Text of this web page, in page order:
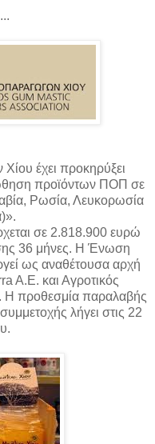
έχει προκηρύξει
προϊόντων ΠΟΠ σε
Ρωσία, Λευκορωσία
σε 2.818.900 ευρώ
36 μήνες. Η Ένωση
ως αναθέτουσα αρχή
A.E. και Αγροτικός
Η προθεσμία παραλαβής
λήγει στις 22